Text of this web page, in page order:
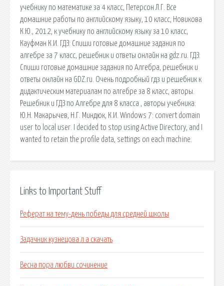
учебнику по математике за 4 класс, Петерсон Л.Г. Bсe
домашние работы по английскому языку, 10 класс, Новикова
К.Ю., 2012, к учебнику по английскому языку за 10 класс,
Кауфман К.И. ГДЗ: Спиши готовые домашние задания по
алгебре за 7 класс, решебник и ответы онлайн на gdz.ru. ГДЗ:
Спиши готовые домашние задания по Алгебра, решебник и
ответы онлайн на GDZ.ru. Очень подробный гдз и решебник к
дидактическим материалам по алгебре за 8 класс, авторы.
Решебник и ГДЗ по Алгебре для 8 класса , авторы учебника:
Ю.Н. Макарычев, Н.Г. Миндюк, К.И. Windows 7: convert domain
user to local user. I decided to stop using Active Directory, and I
wanted to retain the profile data, settings on each machine.
Links to Important Stuff
Реферат на тему-день победы для средней школы
Задачник кузнецова л a скачать
Весна пора любви сочинение